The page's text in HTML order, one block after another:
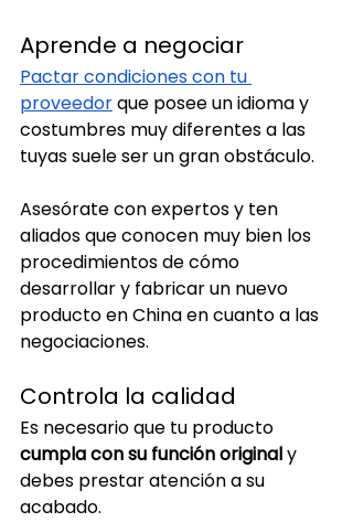
Aprende a negociar
Pactar condiciones con tu
proveedor que posee un idioma y
costumbres muy diferentes a las
tuyas suele ser un gran obstáculo.
Asesórate con expertos y ten
aliados que conocen muy bien los
procedimientos de cómo
desarrollar y fabricar un nuevo
producto en China en cuanto a las
negociaciones.
Controla la calidad
Es necesario que tu producto
cumpla con su función original y
debes prestar atención a su
acabado.